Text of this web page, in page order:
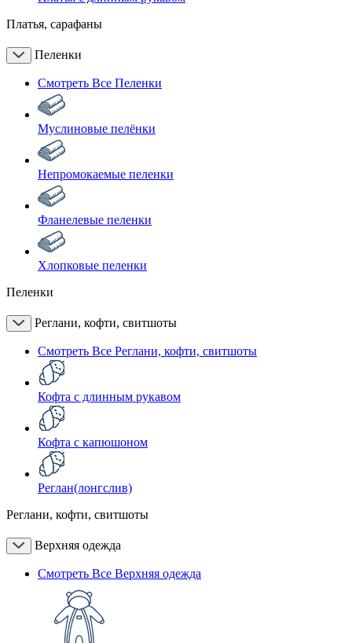
Платья, сарафаны
Пеленки
Смотреть Все Пеленки
Муслиновые пелёнки
Непромокаемые пеленки
Фланелевые пеленки
Хлопковые пеленки
Пеленки
Реглани, кофти, свитшоты
Смотреть Все Реглани, кофти, свитшоты
Кофта с длинным рукавом
Кофта с капюшоном
Реглан(лонгслив)
Реглани, кофти, свитшоты
Верхняя одежда
Смотреть Все Верхняя одежда